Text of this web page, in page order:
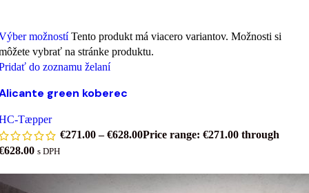
možností Tento produkt má viacero variantov. Možnosti si
vybrať na stránke produktu.
do zoznamu želaní
green koberec
Tæpper
€271.00 – €628.00Price range: €271.00 through
s DPH